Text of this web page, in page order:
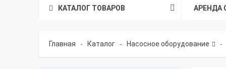
КАТАЛОГ ТОВАРОВ АРЕНДА
Главная - Каталог - Насосное оборудование -